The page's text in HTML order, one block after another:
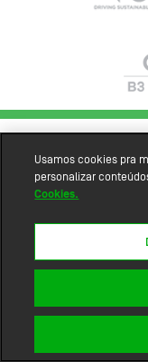
Usamos cookies pra
personalizar
Cookies.